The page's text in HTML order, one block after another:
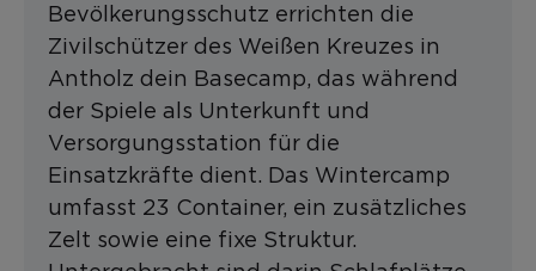
Bevölkerungsschutz errichten die
Zivilschützer des Weißen Kreuzes in
Antholz dein Basecamp, das während
der Spiele als Unterkunft und
Versorgungsstation für die
Einsatzkräfte dient. Das Wintercamp
umfasst 23 Container, ein zusätzliches
Zelt sowie eine fixe Struktur.